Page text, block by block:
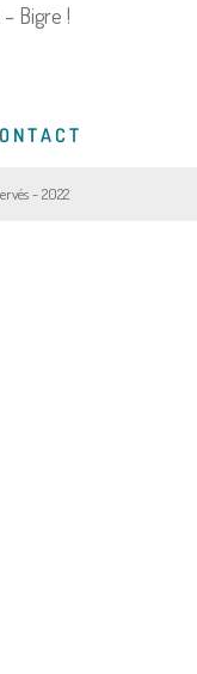
Bigre !
N T A C T
- 2022